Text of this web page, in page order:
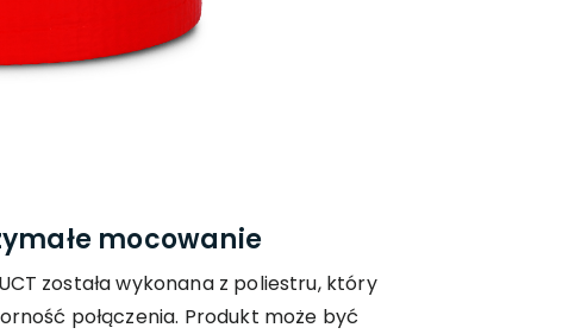
mocowanie
została wykonana z poliestru, który
połączenia. Produkt może być